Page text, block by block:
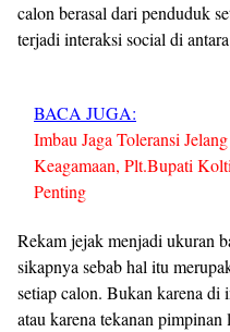
calon berasal dari penduduk
terjadi interaksi social di
BACA JUGA:
Imbau Jaga Toleransi
Keagamaan, Plt.Bupati
Penting
Rekam jejak menjadi ukuran
sikapnya sebab hal itu
setiap calon. Bukan karena
atau karena tekanan